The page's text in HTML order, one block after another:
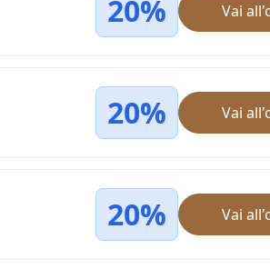
20% Vai
20% Vai
20% Vai